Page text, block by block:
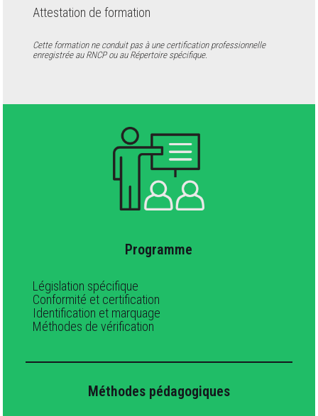
Attestation de formation
Cette formation ne conduit pas à une certification professionnelle
enregistrée au RNCP ou au Répertoire spécifique.
Programme
Législation spécifique
Conformité et certification
Identification et marquage
Méthodes de vérification
Méthodes pédagogiques